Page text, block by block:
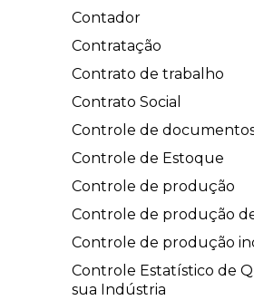
Contador
Contratação
Contrato de trabalho
Contrato Social
Controle de
Controle de Estoque
Controle de produção
Controle de produção
Controle de produção
Controle Estatístico de
sua Indústria